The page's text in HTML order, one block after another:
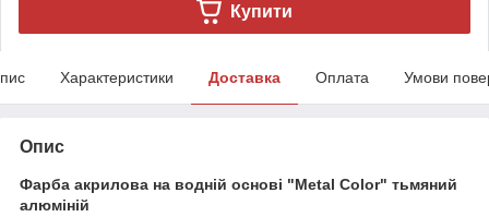
Купити
Характеристики Доставка Оплата Умови
Опис
Фарба акрилова на водній основі "Metal Color" тьмяний
алюміній